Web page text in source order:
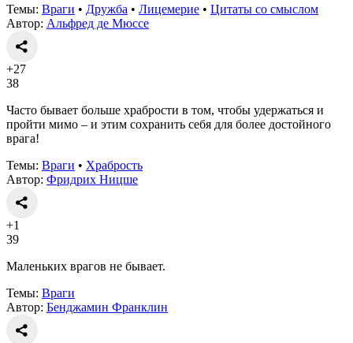
Темы: Враги • Дружба • Лицемерие • Цитаты со смыслом
Автор: Альфред де Мюссе
+27
38
Часто бывает больше храбрости в том, чтобы удержаться и
пройти мимо – и этим сохранить себя для более достойного
врага!
Темы: Враги • Храбрость
Автор: Фридрих Ницше
+1
39
Маленьких врагов не бывает.
Темы: Враги
Автор: Бенджамин Франклин